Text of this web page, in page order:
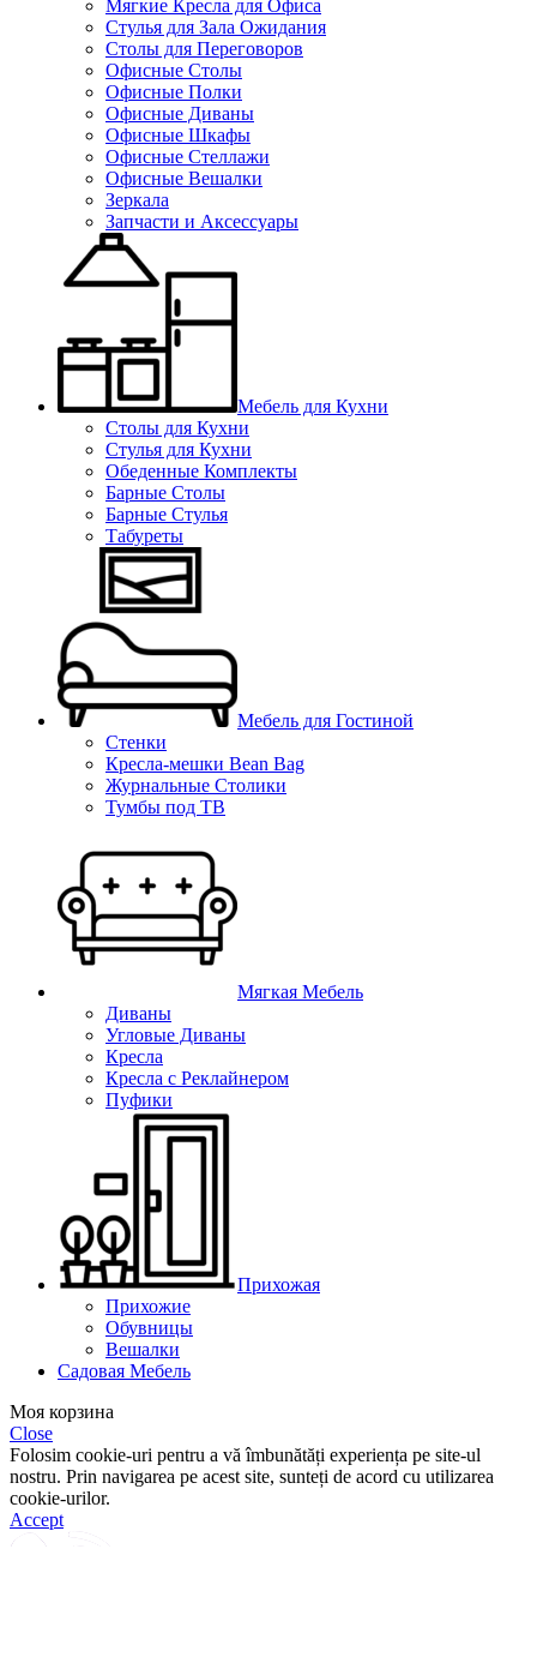
Мягкие Кресла для Офиса
Стулья для Зала Ожидания
Столы для Переговоров
Офисные Столы
Офисные Полки
Офисные Диваны
Офисные Шкафы
Офисные Стеллажи
Офисные Вешалки
Зеркала
Запчасти и Аксессуары
Мебель для Кухни
Столы для Кухни
Стулья для Кухни
Обеденные Комплекты
Барные Столы
Барные Стулья
Табуреты
Мебель для Гостиной
Стенки
Кресла-мешки Bean Bag
Журнальные Столики
Тумбы под ТВ
Мягкая Мебель
Диваны
Угловые Диваны
Кресла
Кресла с Реклайнером
Пуфики
Прихожая
Прихожие
Обувницы
Вешалки
Садовая Мебель
Моя корзина
Close
Folosim cookie-uri pentru a vă îmbunătăți experiența pe site-ul
nostru. Prin navigarea pe acest site, sunteți de acord cu utilizarea
cookie-urilor.
Accept